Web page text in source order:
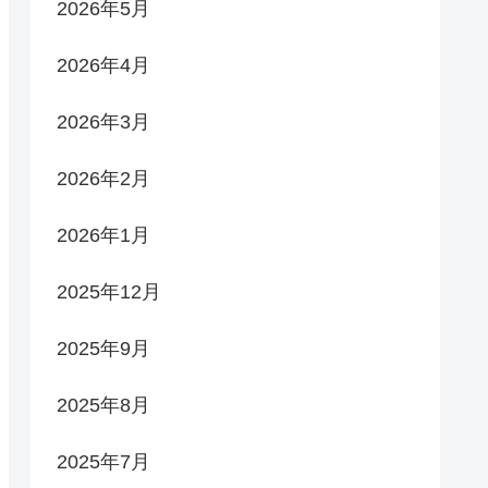
2026年5月
2026年4月
2026年3月
2026年2月
2026年1月
2025年12月
2025年9月
2025年8月
2025年7月